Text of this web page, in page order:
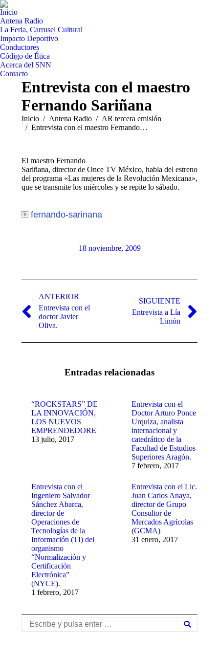
Inicio
Antena Radio
La Feria, Carrusel Cultural
Impacto Deportivo
Conductores
Código de Ética
Acerca del SNN
Contacto
Entrevista con el maestro
Fernando Sariñana
Estás aquí:
Inicio Antena Radio
AR tercera emisión
Entrevista con el maestro Fernando…
El maestro Fernando
Sariñana, director de Once TV México, habla del estreno
del programa «Las mujeres de la Revolución Mexicana»,
que se transmite los miércoles y se repite lo sábado.
fernando-sarinana
18 noviembre, 2009
entre
publicaciones
ANTERIOR
Publicación
anterior:
Entrevista con el
doctor Javier
Oliva.
SIGUIENTE
Publicación
Entrevista a Lía
Limón
Entradas relacionadas
“ROCKSTARS” DE
LA INNOVACIÓN,
LOS NUEVOS
EMPRENDEDORES
13 julio, 2017
Entrevista con el
Doctor Arturo Ponce
Urquiza, analista
internacional y
catedrático de la
Facultad de Estudios
Superiores Aragón.
7 febrero, 2017
Entrevista con el
Ingeniero Salvador
Sánchez Abarca,
director de
Operaciones de
Tecnologías de la
Información (TI) del
organismo
“Normalización y
Certificación
Electrónica”
(NYCE).
1 febrero, 2017
Entrevista con el Lic.
Juan Carlos Anaya,
director de Grupo
Consultor de
Mercados Agrícolas
(GCMA)
31 enero, 2017
Buscar: